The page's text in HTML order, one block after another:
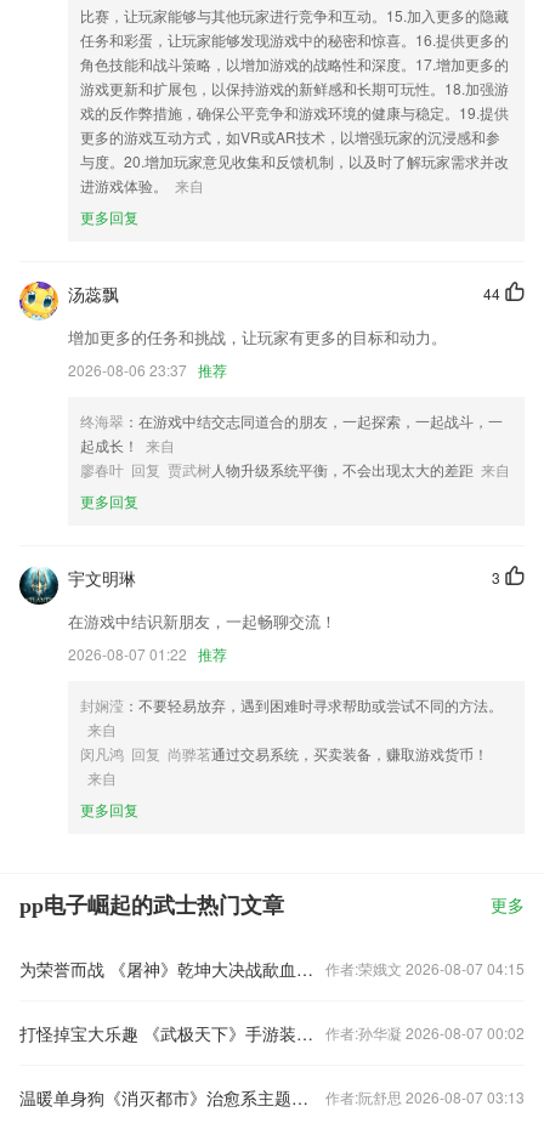
比赛，让玩家能够与其他玩家进行竞争和互动。15.加入更多的隐藏
任务和彩蛋，让玩家能够发现游戏中的秘密和惊喜。16.提供更多的
角色技能和战斗策略，以增加游戏的战略性和深度。17.增加更多的
游戏更新和扩展包，以保持游戏的新鲜感和长期可玩性。18.加强游
戏的反作弊措施，确保公平竞争和游戏环境的健康与稳定。19.提供
更多的游戏互动方式，如VR或AR技术，以增强玩家的沉浸感和参
与度。20.增加玩家意见收集和反馈机制，以及时了解玩家需求并改
进游戏体验。
来自
更多回复
44
汤蕊飘
增加更多的任务和挑战，让玩家有更多的目标和动力。
2026-08-06 23:37 推荐
终海翠 ：在游戏中结交志同道合的朋友，一起探索，一起战斗，一
起成长！
来自
廖春叶 回复 贾武树人物升级系统平衡，不会出现太大的差距 来自
更多回复
3
宇文明琳
在游戏中结识新朋友，一起畅聊交流！
2026-08-07 01:22 推荐
封娴滢 ：不要轻易放弃，遇到困难时寻求帮助或尝试不同的方法。
来自
闵凡鸿 回复 尚骅茗通过交易系统，买卖装备，赚取游戏货币！
来自
更多回复
pp电子崛起的武士热门文章 更多
为荣誉而战 《屠神》乾坤大决战歃血而归 作者:荣娥文 2026-08-07 04:15
打怪掉宝大乐趣 《武极天下》手游装备养成攻略 作者:孙华凝 2026-08-07 00:02
温暖单身狗《消灭都市》治愈系主题歌首曝 作者:阮舒思 2026-08-07 03:13